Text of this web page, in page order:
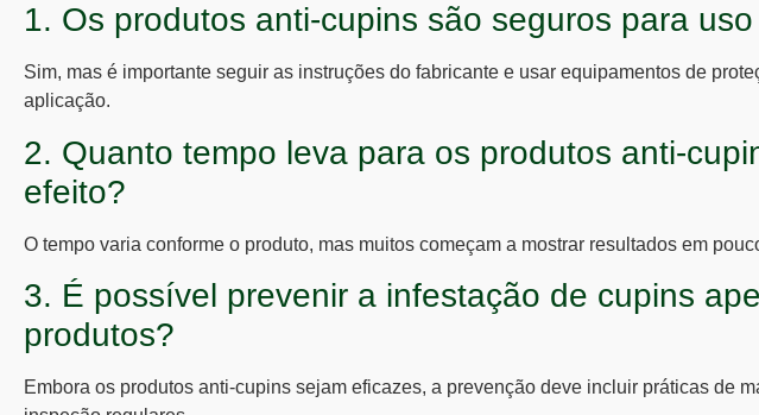
1. Os produtos anti-cupins são seguros para
Sim, mas é importante seguir as instruções do fabricante e usar equipamentos de
aplicação.
2. Quanto tempo leva para os produtos anti-
efeito?
O tempo varia conforme o produto, mas muitos começam a mostrar resultados em
3. É possível prevenir a infestação de cupins
produtos?
Embora os produtos anti-cupins sejam eficazes, a prevenção deve incluir práticas de